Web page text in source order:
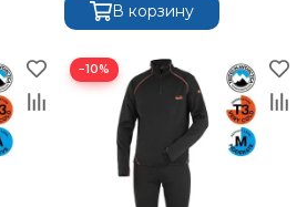
В корзину
−10%